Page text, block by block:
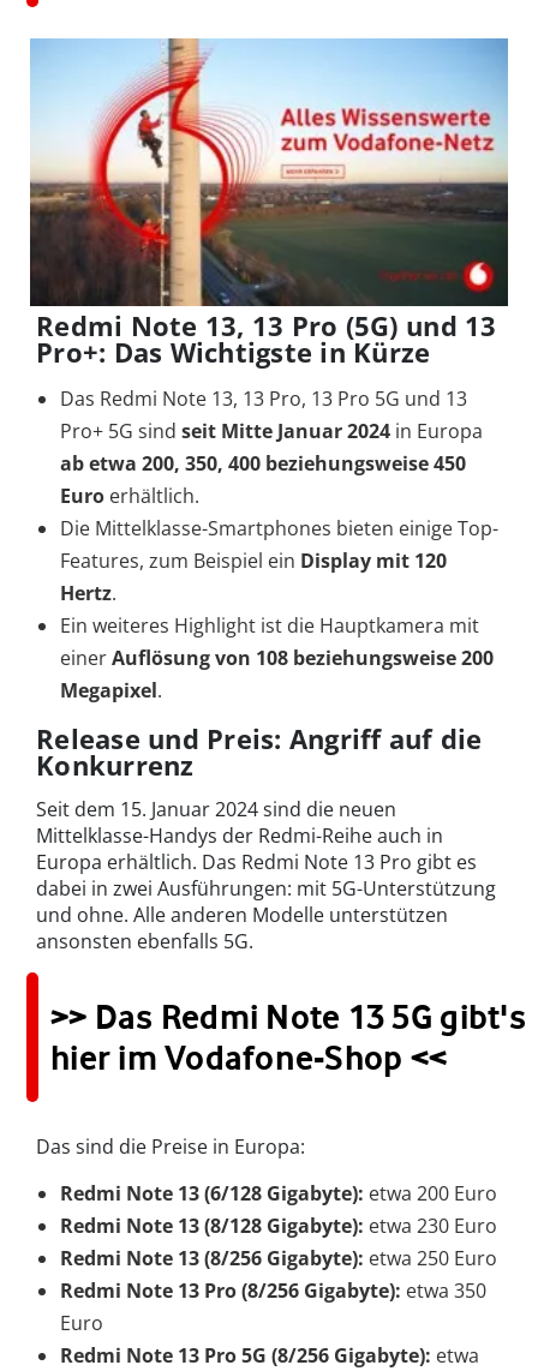
Redmi Note 13, 13 Pro (5G) und 13
Pro+: Das Wichtigste in Kürze
Das Redmi Note 13, 13 Pro, 13 Pro 5G und 13
Pro+ 5G sind seit Mitte Januar 2024 in Europa
ab etwa 200, 350, 400 beziehungsweise 450
Euro erhältlich.
Die Mittelklasse-Smartphones bieten einige Top-
Features, zum Beispiel ein Display mit 120
Hertz.
Ein weiteres Highlight ist die Hauptkamera mit
einerAuflösung von 108 beziehungsweise 200
Megapixel.
Release und Preis: Angriff auf die
Konkurrenz
Seit dem 15. Januar 2024 sind die neuen
Mittelklasse-Handys der Redmi-Reihe auch in
Europa erhältlich. Das Redmi Note 13 Pro gibt es
dabei in zwei Ausführungen: mit 5G-Unterstützung
und ohne. Alle anderen Modelle unterstützen
ansonsten ebenfalls 5G.
>> Das Redmi Note 13 5G gibt's
hier im Vodafone-Shop <<
Das sind die Preise in Europa:
Redmi Note 13 (6/128 Gigabyte): etwa 200 Euro
Redmi Note 13 (8/128 Gigabyte): etwa 230 Euro
Redmi Note 13 (8/256 Gigabyte): etwa 250 Euro
Redmi Note 13 Pro (8/256 Gigabyte): etwa 350
Euro
Redmi Note 13 Pro 5G (8/256 Gigabyte): etwa